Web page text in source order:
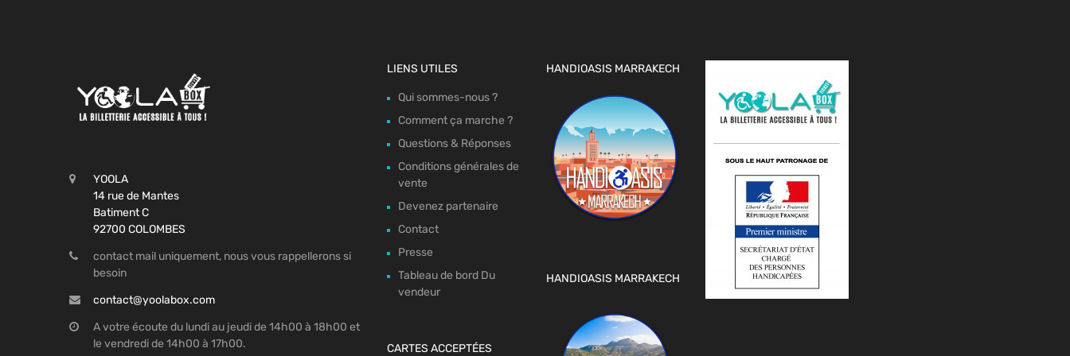
YOOLA
14 rue de Mantes
Batiment C
92700 COLOMBES
contact mail uniquement, nous vous rappellerons si
besoin
contact@yoolabox.com
A votre écoute du lundi au jeudi de 14h00 à 18h00 et
le vendredi de 14h00 à 17h00.
LIENS UTILES
Qui sommes-nous ?
Comment ça marche ?
Questions & Réponses
Conditions générales de
vente
Devenez partenaire
Contact
Presse
Tableau de bord Du
vendeur
CARTES ACCEPTÉES
HANDIOASIS MARRAKECH
HANDIOASIS MARRAKECH